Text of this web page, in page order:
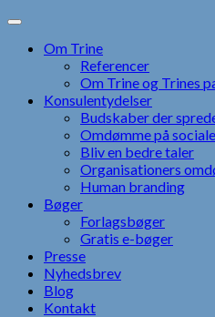
Skip
contentOm Trine
Referencer
Om Trine og Trines
Konsulentydelser
Budskaber der
Omdømme på
Bliv en bedre taler
Organisationers
Human branding
Bøger
Forlagsbøger
Gratis e-bøger
Presse
Nyhedsbrev
Blog
Kontakt